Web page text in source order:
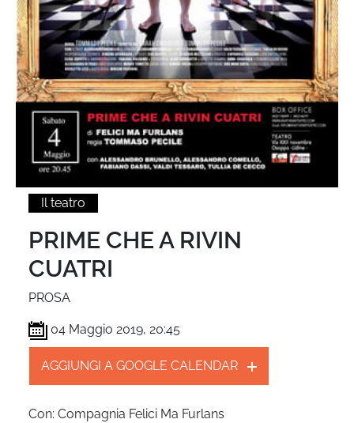
Il teatro
PRIME CHE A RIVIN
CUATRI
PROSA
04 Maggio 2019, 20:45
AGGIUNGI A GOOGLE CALENDAR
Con: Compagnia Felici Ma Furlans